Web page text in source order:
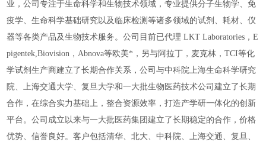
业，公司专注于生命科学和生物技术领域，专业提供分子生物学、免
疫学、生命科学基础研究以及临床检测等诸多领域的试剂、耗材、仪
器等各类产品及生物技术服务。公司目前已代理 LKT Laboratories，E
pigentek,Biovision，Abnova等欧美*，另与阿拉丁，麦克林，TCI等化
学试剂生产商建立了长期合作关系，公司与中科院上海生命科学研究
院、上海交通大学、复旦大学和一大批生物医药技术公司建立了长期
合作，在综合实力基础上，整合资源效率，打造产学研一体化的创新
平台。公司成立以来与一大批医药集团建立了长期稳定的合作，价格
优势、信誉良好。客户包括清华、北大、中科院、上海交通、复旦、